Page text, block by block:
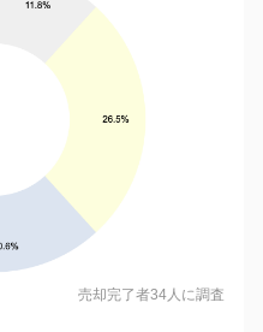
売却完了者34人に調査